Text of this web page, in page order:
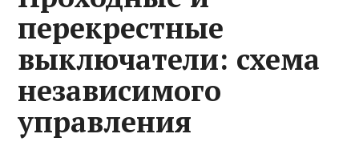
перекрестные
выключатели: схема
независимого
управления